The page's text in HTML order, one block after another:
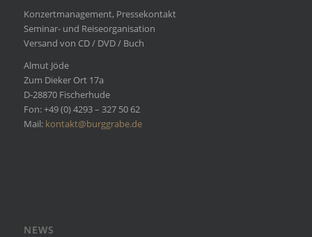
Konzertmanagement, Pressekontakt
Seminar- und Reiseorganisation
Versand von CD / DVD / Buch
Almut Jöde
Zum Dieker Ort 17a
D-28870 Fischerhude
Fon: +49 (0) 4293 – 327 50 62
Mail: kontakt@burggrabe.de
NEWS